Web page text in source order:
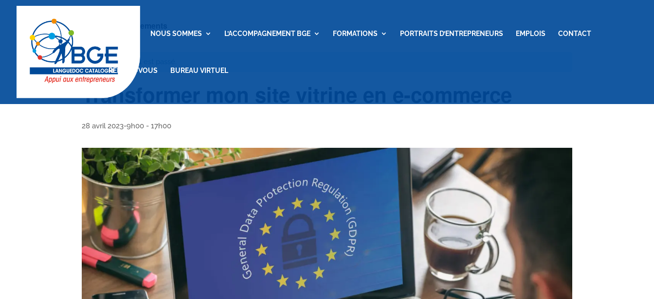
NOUS SOMMES L’ACCOMPAGNEMENT BGE FORMATIONS PORTRAITS D’ENTREPRENEURS EMPLOIS CONTACT
RENDEZ-VOUS BUREAU VIRTUEL
Cet évènement est passé.
Transformer mon site vitrine en e-commerce
28 avril 2023-9h00 - 17h00